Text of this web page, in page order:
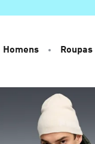
Homens Roupas